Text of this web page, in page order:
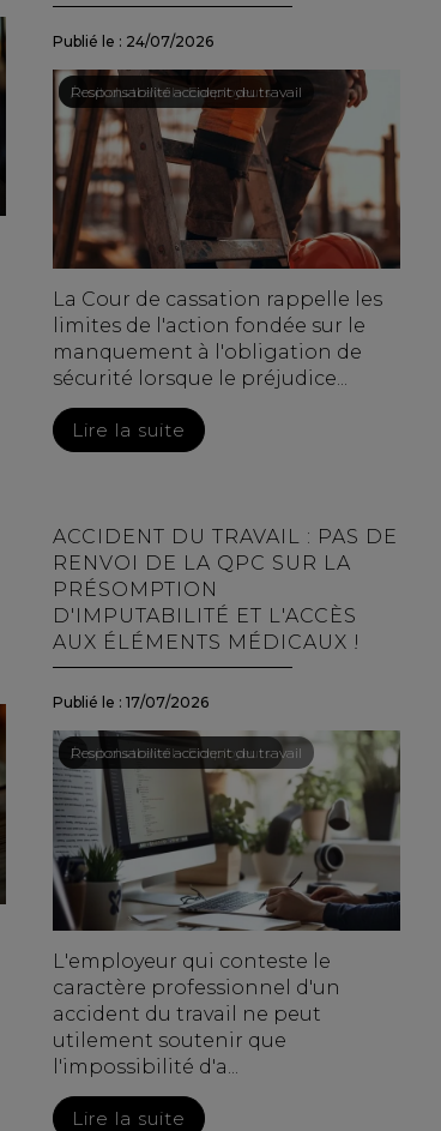
Publié le : 24/07/2026
Droit du travail - Employeurs
/Responsabilité accident du travail
La Cour de cassation rappelle les
limites de l'action fondée sur le
manquement à l'obligation de
sécurité lorsque le préjudice...
Lire la suite
ACCIDENT DU TRAVAIL : PAS DE
RENVOI DE LA QPC SUR LA
PRÉSOMPTION
D'IMPUTABILITÉ ET L'ACCÈS
AUX ÉLÉMENTS MÉDICAUX !
Publié le : 17/07/2026
Droit du travail - Employeurs
/Responsabilité accident du travail
L'employeur qui conteste le
caractère professionnel d'un
accident du travail ne peut
utilement soutenir que
l'impossibilité d'a...
Lire la suite